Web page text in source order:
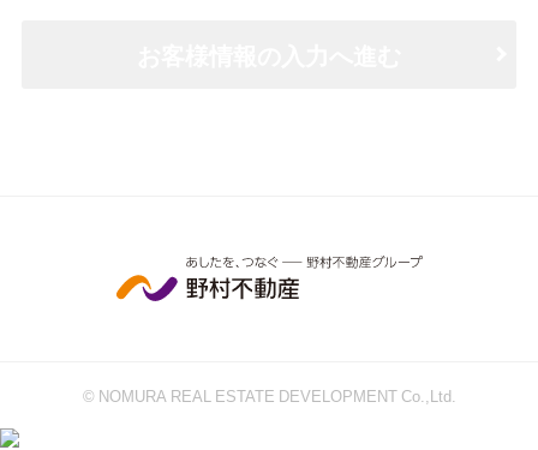
© NOMURA REAL ESTATE DEVELOPMENT Co.,Ltd.